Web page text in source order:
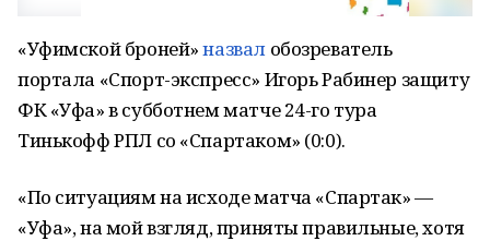
«Уфимской броней»назвалобозреватель
портала «Спорт-экспресс» Игорь Рабинер защиту
ФК «Уфа» в субботнем матче 24-го тура
Тинькофф РПЛ со «Спартаком» (0:0).
«По ситуациям на исходе матча «Спартак» —
«Уфа», на мой взгляд, приняты правильные, хотя